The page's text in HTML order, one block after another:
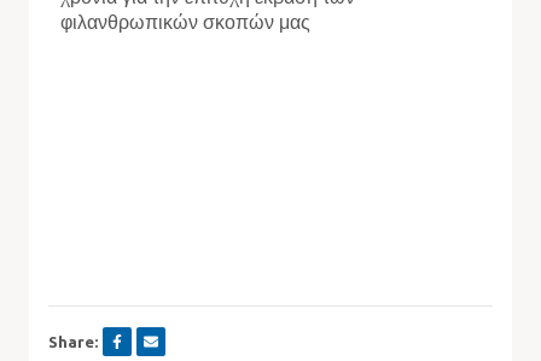
φιλανθρωπικών σκοπών μας
Share: